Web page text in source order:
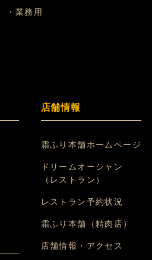
・業務用
店舗情報
霜ふり本舗ホームページ
ドリームオーシャン
（レストラン）
レストラン予約状況
霜ふり本舗（精肉店）
店舗情報・アクセス